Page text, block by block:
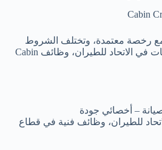
رخصة معتمدة، وتختلف الشروط
حسب الخبرة, وظائف مضيفات في الاتحاد للطيران، وظائف Cabin
– أخصائي جودة
للطيران، وظائف فنية في قطاع